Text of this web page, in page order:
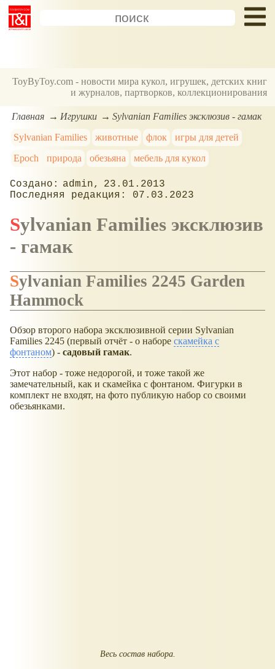
ToyByToy.com - новости мира кукол, игрушек, детских книг
и журналов, партворков, коллекционирования
Главная Игрушки
Sylvanian Families эксклюзив - гамак
Sylvanian Families
животные флок
игры для детей
Epoch
природа обезьяна мебель для кукол
admin
23.01.2013
07.03.2023
Sylvanian Families эксклюзив
- гамак
Sylvanian Families 2245 Garden
Hammock
Обзор второго набора эксклюзивной серии Sylvanian
Families 2245 (первый отчёт - о наборе скамейка с
фонтаном) - садовый гамак.
Этот набор - тоже недорогой, и тоже такой же
замечательный, как и скамейка с фонтаном. Фигурки в
комплект не входят, на фото публикую набор со своими
обезьянками.
Весь состав набора.